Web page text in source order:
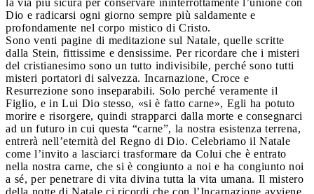
Dio e radicarsi ogni giorno sempre più saldamente e
profondamente nel corpo mistico di Cristo.
Sono venti pagine di meditazione sul Natale, quelle scritte
dalla Stein, fittissime e densissime. Per ricordare che i misteri
del cristianesimo sono un tutto indivisibile, perché sono tutti
misteri portatori di salvezza. Incarnazione, Croce e
Resurrezione sono inseparabili. Solo perché veramente il
Figlio, e in Lui Dio stesso, «si è fatto carne», Egli ha potuto
morire e risorgere, quindi strapparci dalla morte e consegnarci
ad un futuro in cui questa “carne”, la nostra esistenza terrena,
entrerà nell’eternità del Regno di Dio. Celebriamo il Natale
come l’invito a lasciarci trasformare da Colui che è entrato
nella nostra carne, che si è congiunto a noi e ha congiunto noi
a sé, per penetrare di vita divina tutta la vita umana. Il mistero
della notte di Natale ci ricordi che con l’Incarnazione avviene